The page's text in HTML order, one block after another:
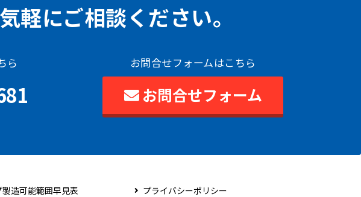
軽にご相談ください。
ら お問合せフォームはこちら
お問合せフォーム
製造可能範囲早見表
プライバシーポリシー